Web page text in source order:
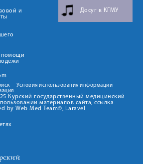
и
помощи
Досуг в КГМУ
Условия использования информации
Курский государственный медицинский
материалов сайта, ссылка
by Web Med Team©, Laravel